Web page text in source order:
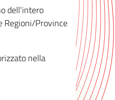
dell'intero
Regioni/Province
nella